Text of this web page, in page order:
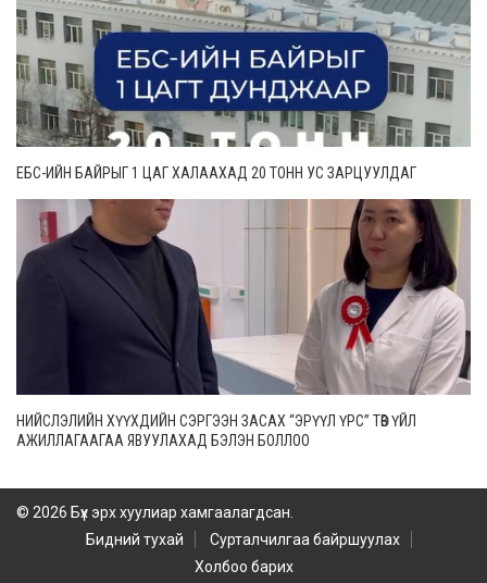
ЕБС-ИЙН БАЙРЫГ 1 ЦАГ ХАЛААХАД 20 ТОНН УС ЗАРЦУУЛДАГ
НИЙСЛЭЛИЙН ХҮҮХДИЙН СЭРГЭЭН ЗАСАХ “ЭРҮҮЛ ҮРС” ТӨВ ҮЙЛ
АЖИЛЛАГААГАА ЯВУУЛАХАД БЭЛЭН БОЛЛОО
© 2026 Бүх эрх хуулиар хамгаалагдсан.
Бидний тухай
Сурталчилгаа байршуулах
Холбоо барих